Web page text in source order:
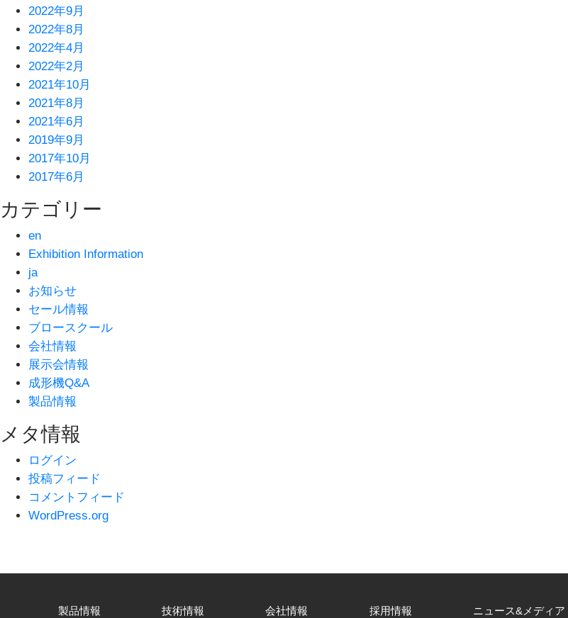
2022年9月
2022年8月
2022年4月
2022年2月
2021年10月
2021年8月
2021年6月
2019年9月
2017年10月
2017年6月
カテゴリー
en
Exhibition Information
ja
お知らせ
セール情報
ブロースクール
会社情報
展示会情報
成形機Q&A
製品情報
メタ情報
ログイン
投稿フィード
コメントフィード
WordPress.org
製品情報 技術情報 会社情報 採用情報 ニュース&メディア